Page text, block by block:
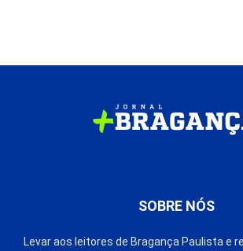
SOBRE NÓS
Levar aos leitores de Bragança Paulista e